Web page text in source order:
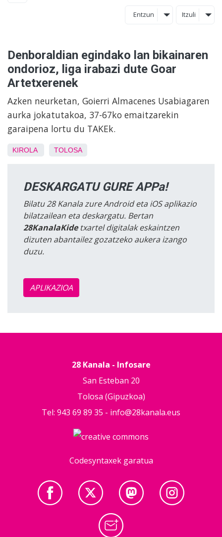
Entzun Itzuli
Denboraldian egindako lan bikainaren
ondorioz, liga irabazi dute Goar
Artetxerenek
Azken neurketan, Goierri Almacenes Usabiagaren
aurka jokatutakoa, 37-67ko emaitzarekin
garaipena lortu du TAKEk.
KIROLA TOLOSA
DESKARGATU GURE APPa!
Bilatu 28 Kanala zure Android eta iOS aplikazio
bilatzailean eta deskargatu. Bertan
28KanalaKidetxartel digitalak eskaintzen
dizuten abantailez gozatzeko aukera izango
duzu.
APLIKAZIOA
28 Kanala - Infosare
San Esteban 20
Tolosa (Gipuzkoa)
Tel: 943 69 89 35 - info@28kanala.eus
Codesyntaxek garatua